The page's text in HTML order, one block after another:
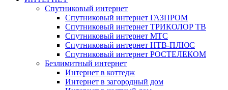
Спутниковый интернет
Спутниковый интернет ГАЗПРОМ
Спутниковый интернет ТРИКОЛОР ТВ
Спутниковый интернет МТС
Спутниковый интернет НТВ-ПЛЮС
Спутниковый интернет РОСТЕЛЕКОМ
Безлимитный интернет
Интернет в коттедж
Интернет в загородный дом